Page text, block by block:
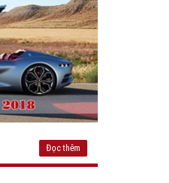
Đọc thêm